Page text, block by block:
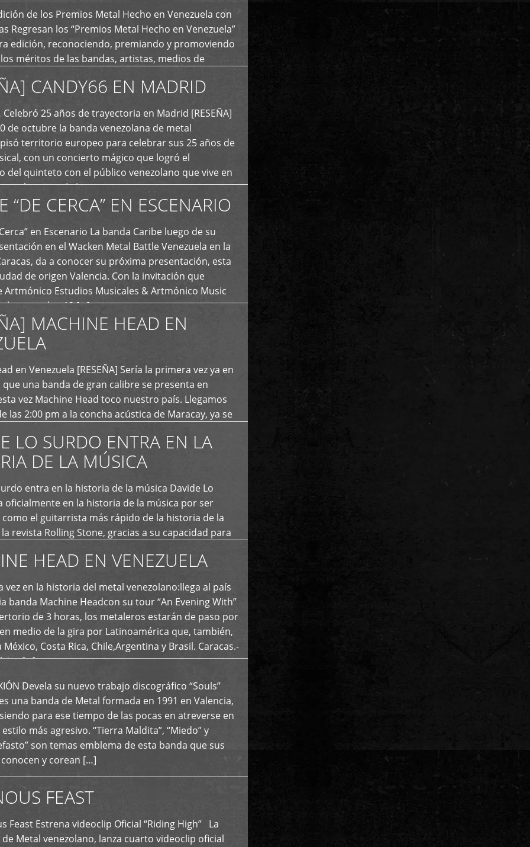
de los Premios Metal Hecho en Venezuela con
Regresan los “Premios Metal Hecho en Venezuela”
edición, reconociendo, premiando y promoviendo
méritos de las bandas, artistas, medios de
tendencias del metal y […]
CANDY66 EN MADRID
Celebró 25 años de trayectoria en Madrid [RESEÑA]
de octubre la banda venezolana de metal
territorio europeo para celebrar sus 25 años de
con un concierto mágico que logró el
del quinteto con el público venezolano que vive en
que los sigue […]
“DE CERCA” EN ESCENARIO
en Escenario La banda Caribe luego de su
en el Wacken Metal Battle Venezuela en la
da a conocer su próxima presentación, esta
de origen Valencia. Con la invitación que
Artmónico Estudios Musicales & Artmónico Music
cumplen 12 […]
MACHINE HEAD EN
en Venezuela [RESEÑA] Sería la primera vez ya en
una banda de gran calibre se presenta en
vez Machine Head toco nuestro país. Llegamos
las 2:00 pm a la concha acústica de Maracay, ya se
LO SURDO ENTRA EN LA
DE LA MÚSICA
entra en la historia de la música Davide Lo
oficialmente en la historia de la música por ser
el guitarrista más rápido de la historia de la
revista Rolling Stone, gracias a su capacidad para
HEAD EN VENEZUELA
vez en la historia del metal venezolano:llega al país
banda Machine Headcon su tour “An Evening With”
de 3 horas, los metaleros estarán de paso por
medio de la gira por Latinoamérica que, también,
México, Costa Rica, Chile,Argentina y Brasil. Caracas.-
[…]
Devela su nuevo trabajo discográfico “Souls”
una banda de Metal formada en 1991 en Valencia,
para ese tiempo de las pocas en atreverse en
más agresivo. “Tierra Maldita”, “Miedo” y
son temas emblema de esta banda que sus
y corean […]
FEAST
Feast Estrena videoclip Oficial “Riding High” La
Metal venezolano, lanza cuarto videoclip oficial